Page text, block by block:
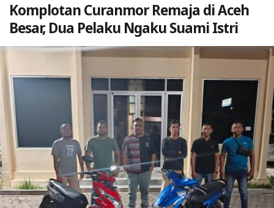
Komplotan Curanmor Remaja di Aceh
Besar, Dua Pelaku Ngaku Suami Istri